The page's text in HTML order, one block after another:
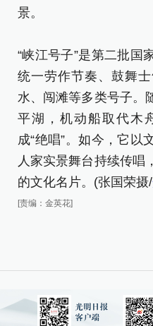
景。
“峡江号子”是第二批国
统一劳作节奏、鼓舞
水、闯滩等多类号子。
平湖，机动船取代木
成“绝唱”。如今，它以
人家实景舞台持续传唱
的文化名片。(张国荣摄/
[责编：金英花]